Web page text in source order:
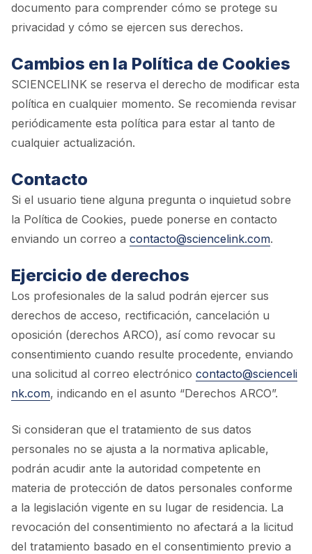
documento para comprender cómo se protege su
privacidad y cómo se ejercen sus derechos.
Cambios en la Política de Cookies
SCIENCELINK se reserva el derecho de modificar esta
política en cualquier momento. Se recomienda revisar
periódicamente esta política para estar al tanto de
cualquier actualización.
Contacto
Si el usuario tiene alguna pregunta o inquietud sobre
la Política de Cookies, puede ponerse en contacto
enviando un correo a contacto@sciencelink.com.
Ejercicio de derechos
Los profesionales de la salud podrán ejercer sus
derechos de acceso, rectificación, cancelación u
oposición (derechos ARCO), así como revocar su
consentimiento cuando resulte procedente, enviando
una solicitud al correo electrónico contacto@scienceli
nk.com, indicando en el asunto “Derechos ARCO”.
Si consideran que el tratamiento de sus datos
personales no se ajusta a la normativa aplicable,
podrán acudir ante la autoridad competente en
materia de protección de datos personales conforme
a la legislación vigente en su lugar de residencia. La
revocación del consentimiento no afectará a la licitud
del tratamiento basado en el consentimiento previo a